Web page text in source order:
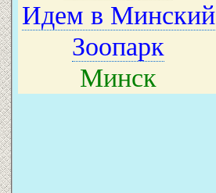
Идем в Минский
Зоопарк
Минск